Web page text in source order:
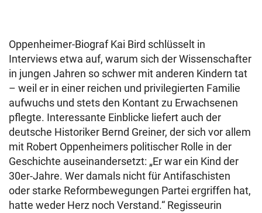
Oppenheimer-Biograf Kai Bird schlüsselt in
Interviews etwa auf, warum sich der Wissenschafter
in jungen Jahren so schwer mit anderen Kindern tat
– weil er in einer reichen und privilegierten Familie
aufwuchs und stets den Kontant zu Erwachsenen
pflegte. Interessante Einblicke liefert auch der
deutsche Historiker Bernd Greiner, der sich vor allem
mit Robert Oppenheimers politischer Rolle in der
Geschichte auseinandersetzt: „Er war ein Kind der
30er-Jahre. Wer damals nicht für Antifaschisten
oder starke Reformbewegungen Partei ergriffen hat,
hatte weder Herz noch Verstand.“ Regisseurin